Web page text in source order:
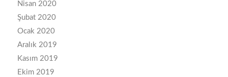
Nisan 2020
Şubat 2020
Ocak 2020
Aralık 2019
Kasım 2019
Ekim 2019